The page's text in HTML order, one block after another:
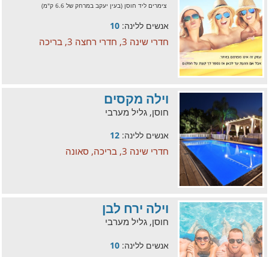
צימרים ליד חוסן (בעין יעקב במרחק של 6.6 ק"מ)
אנשים ללינה: 10
חדרי שינה 3, חדרי רחצה 3, בריכה
וילה מקסים
חוסן, גליל מערבי
אנשים ללינה: 12
חדרי שינה 3, בריכה, סאונה
וילה ירח לבן
חוסן, גליל מערבי
אנשים ללינה: 10